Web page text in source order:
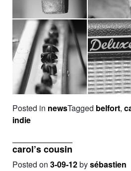
Posted in newsTagged belfort,
indie
carol’s cousin
Posted on 3-09-12bysébastien